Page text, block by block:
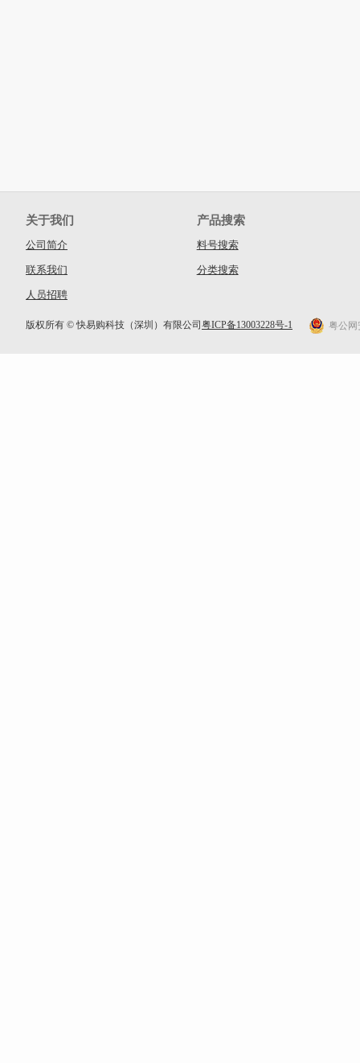
关于我们
公司简介
联系我们
人员招聘
产品搜索
料号搜索
分类搜索
版权所有 © 快易购科技（深圳）有限公司 粤ICP备13003228号-1 粤公网